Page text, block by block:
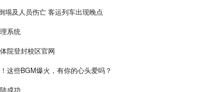
塌及人员伤亡 客运列车出现晚点
系统
院登封校区官网
这些BGM爆火，有你的心头爱吗？
成功